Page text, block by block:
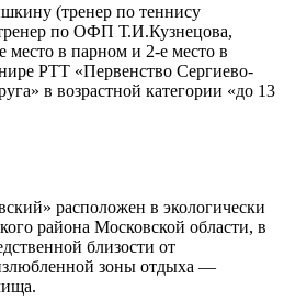
(тренер по теннису
по ОФП Т.И.Кузнецова,
в парном и 2-е место в
РТТ «Первенство Сергиево-
в возрастной категории «до 13
расположен в экологически
района Московской области, в
близости от
зоны отдыха —